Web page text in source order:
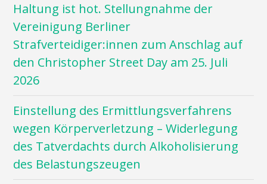
Haltung ist hot. Stellungnahme der
Vereinigung Berliner
Strafverteidiger:innen zum Anschlag auf
den Christopher Street Day am 25. Juli
2026
Einstellung des Ermittlungsverfahrens
wegen Körperverletzung – Widerlegung
des Tatverdachts durch Alkoholisierung
des Belastungszeugen